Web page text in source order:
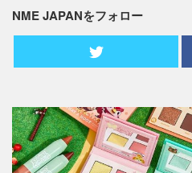
NME JAPANをフォロー